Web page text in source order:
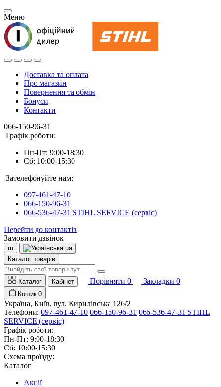
Меню
Доставка та оплата
Про магазин
Повернення та обмін
Бонуси
Контакти
066-150-96-31
Графік роботи:
Пн-Пт: 9:00-18:30
Сб: 10:00-15:30
Зателефонуйте нам:
097-461-47-10
066-150-96-31
066-536-47-31 STIHL SERVICE (сервіс)
Перейти до контактів
Замовити дзвінок
ru
ua
Каталог товарів
Каталог Кабінет Порівняти 0 Закладки 0
Кошик 0
Україна, Київ, вул. Кирилівська 126/2
Телефони: 097-461-47-10 066-150-96-31 066-536-47-31 STIHL
SERVICE (сервіс)
Графік роботи:
Пн-Пт: 9:00-18:30
Сб: 10:00-15:30
Схема проїзду:
Каталог
Акції